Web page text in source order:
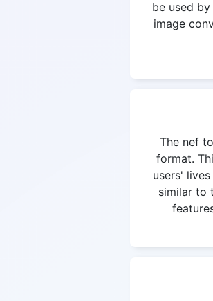
be used
image
The nef
format.
users'
similar to